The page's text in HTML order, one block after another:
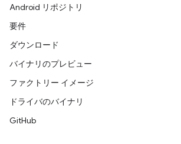
Android リポジトリ
要件
ダウンロード
バイナリのプレビュー
ファクトリー イメージ
ドライバのバイナリ
GitHub